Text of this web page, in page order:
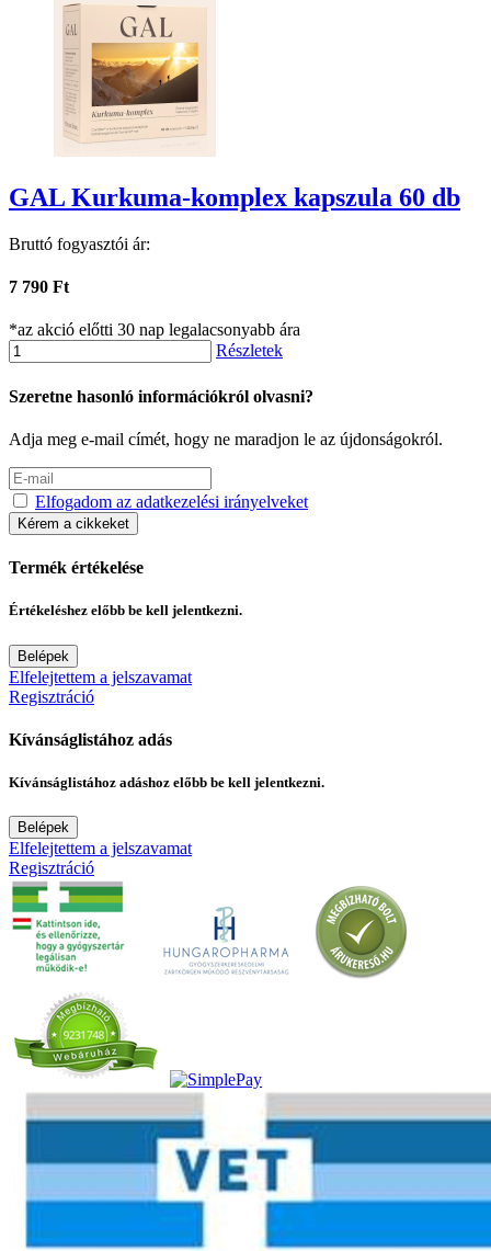
GAL Kurkuma-komplex kapszula 60 db
Bruttó fogyasztói ár:
7 790 Ft
*az akció előtti 30 nap legalacsonyabb ára
Részletek
Szeretne hasonló információkról olvasni?
Adja meg e-mail címét, hogy ne maradjon le az újdonságokról.
Elfogadom az adatkezelési irányelveket
Kérem a cikkeket
Termék értékelése
Értékeléshez előbb be kell jelentkezni.
Belépek
Elfelejtettem a jelszavamat
Regisztráció
Kívánságlistához adás
Kívánságlistához adáshoz előbb be kell jelentkezni.
Belépek
Elfelejtettem a jelszavamat
Regisztráció